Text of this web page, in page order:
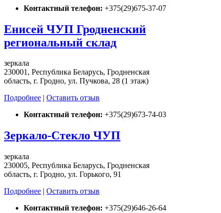
Контактный телефон: +375(29)675-37-07
Енисей ЧУП Гродненский
региональный склад
зеркала
230001, Республика Беларусь, Гродненская
область, г. Гродно, ул. Пучкова, 28 (1 этаж)
Подробнее | Оставить отзыв
Контактный телефон: +375(29)673-74-03
Зеркало-Стекло ЧУП
зеркала
230005, Республика Беларусь, Гродненская
область, г. Гродно, ул. Горького, 91
Подробнее | Оставить отзыв
Контактный телефон: +375(29)646-26-64